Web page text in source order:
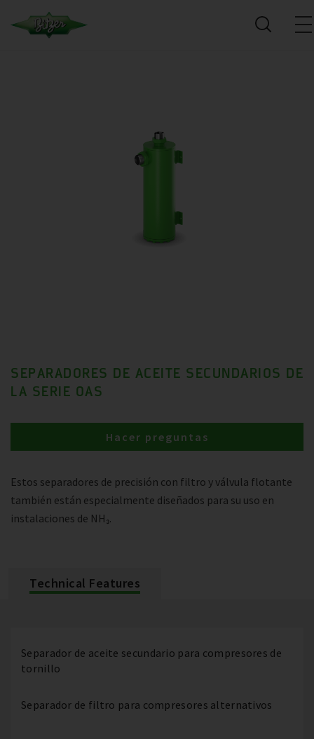
SEPARADORES DE ACEITE SECUNDARIOS DE
LA SERIE OAS
Estos separadores de precisión con filtro y válvula flotante
también están especialmente diseñados para su uso en
instalaciones de NH₃.
Hacer preguntas
Technical Features
Separador de aceite secundario para compresores de
tornillo
Separador de filtro para compresores alternativos